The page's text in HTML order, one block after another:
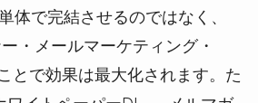
体で完結させるのではなく、
・メールマーケティング・
とで効果は最大化されます。た